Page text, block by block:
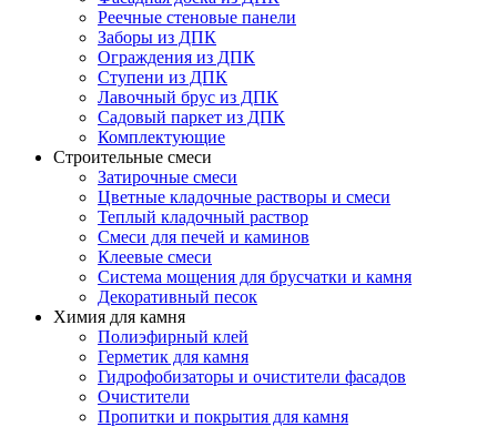
Реечные стеновые панели
Заборы из ДПК
Ограждения из ДПК
Ступени из ДПК
Лавочный брус из ДПК
Садовый паркет из ДПК
Комплектующие
Строительные смеси
Затирочные смеси
Цветные кладочные растворы и смеси
Теплый кладочный раствор
Смеси для печей и каминов
Клеевые смеси
Система мощения для брусчатки и камня
Декоративный песок
Химия для камня
Полиэфирный клей
Герметик для камня
Гидрофобизаторы и очистители фасадов
Очистители
Пропитки и покрытия для камня